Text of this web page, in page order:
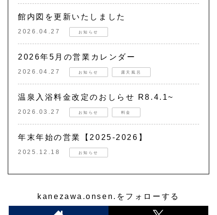
館内図を更新いたしました
2026.04.27 お知らせ
2026年5月の営業カレンダー
2026.04.27 お知らせ 露天風呂
温泉入浴料金改定のおしらせ R8.4.1~
2026.03.27 お知らせ 料金
年末年始の営業【2025-2026】
2025.12.18 お知らせ
kanezawa.onsen.をフォローする